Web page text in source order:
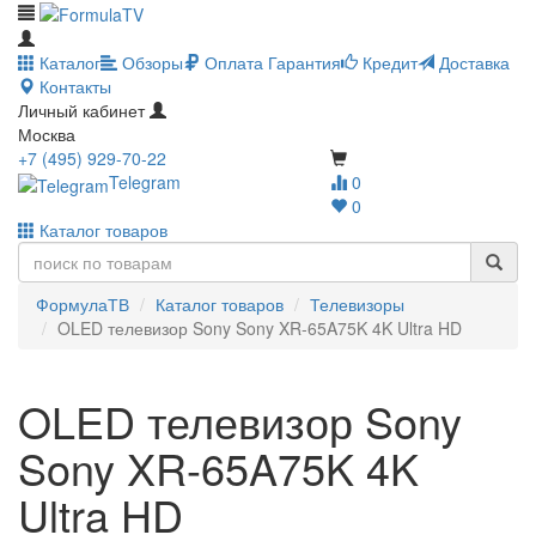
Каталог Обзоры Оплата Гарантия Кредит
Доставка
Контакты
Личный кабинет
Москва
0
0
+7 (495) 929-70-22
Telegram
Каталог товаров
ФормулаТВ Каталог товаров
Телевизоры
OLED телевизор Sony Sony XR-65A75K 4K Ultra HD
OLED телевизор Sony
Sony XR-65A75K 4K
Ultra HD